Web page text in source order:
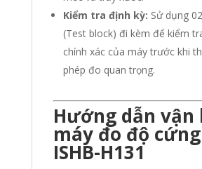
Kiểm tra định kỳ: Sử dụng
(Test block) đi kèm để kiểm
chính xác của máy trước khi
phép đo quan trọng.
Hướng dẫn vận
máy đo độ
ISHB-H131